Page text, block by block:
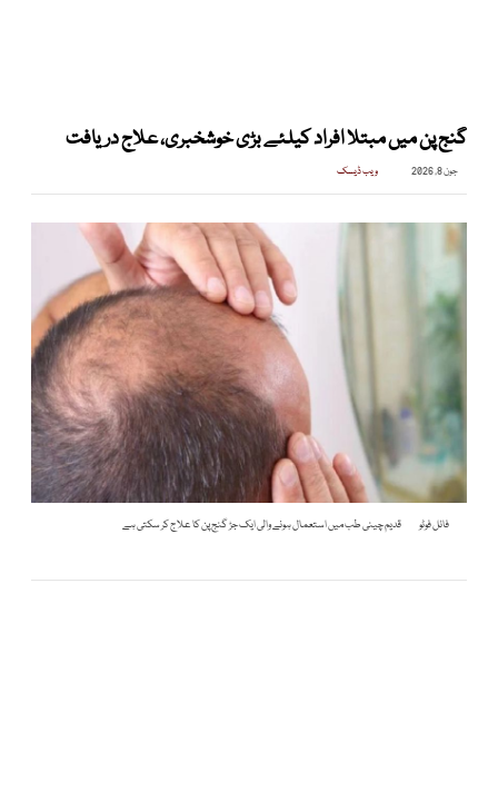
گنج پن میں مبتلا افراد کیلئے بڑی خوشخبری، علاج دریافت
جون 8, 2026 ویب ڈیسک
فائل فوٹو قدیم چینی طب میں استعمال ہونے والی ایک جڑ گنج پن کا علاج کر سکتی ہے